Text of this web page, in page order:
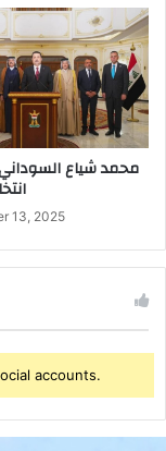
محمد شياع
13, 2025
accounts.